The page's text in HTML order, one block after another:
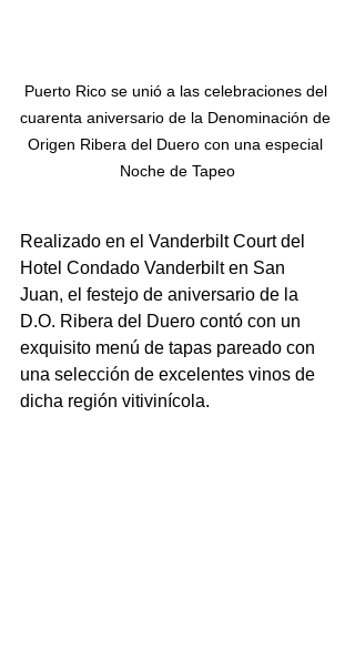
Puerto Rico se unió a las celebraciones del
cuarenta aniversario de la Denominación de
Origen Ribera del Duero con una especial
Noche de Tapeo
Realizado en el Vanderbilt Court del
Hotel Condado Vanderbilt en San
Juan, el festejo de aniversario de la
D.O. Ribera del Duero contó con un
exquisito menú de tapas pareado con
una selección de excelentes vinos de
dicha región vitivinícola.